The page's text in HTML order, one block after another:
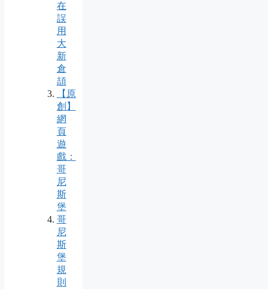
在
誤
用
大
新
倉
頡
【原
創】
網
頁
遊
戲：
哥
尼
斯
堡
哥
尼
斯
堡
規
則